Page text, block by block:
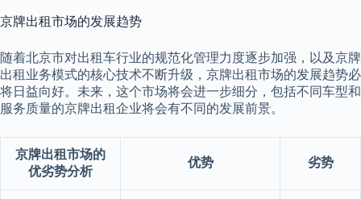
京牌出租市场的发展趋势
随着北京市对出租车行业的规范化管理力度逐步加强，以及京牌
出租业务模式的核心技术不断升级，京牌出租市场的发展趋势必
将日益向好。未来，这个市场将会进一步细分，包括不同车型和
服务质量的京牌出租企业将会有不同的发展前景。
京牌出租市场的
优劣势分析
优势 劣势